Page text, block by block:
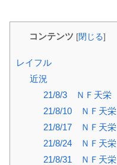
コンテンツ [閉じる]
レイフル
近況
21/8/3 ＮＦ天栄
21/8/10 ＮＦ天栄
21/8/17 ＮＦ天栄
21/8/24 ＮＦ天栄
21/8/31 ＮＦ天栄